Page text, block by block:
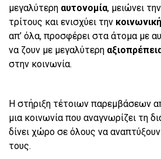
μεγαλύτερη αυτονομία, μειώνει
τρίτους και ενισχύει την
απ’ όλα, προσφέρει στα άτομα με
να ζουν με μεγαλύτερη
στην κοινωνία.
Η στήριξη τέτοιων παρεμβάσεων
μια κοινωνία που αναγνωρίζει τη
δίνει χώρο σε όλους να
τους.